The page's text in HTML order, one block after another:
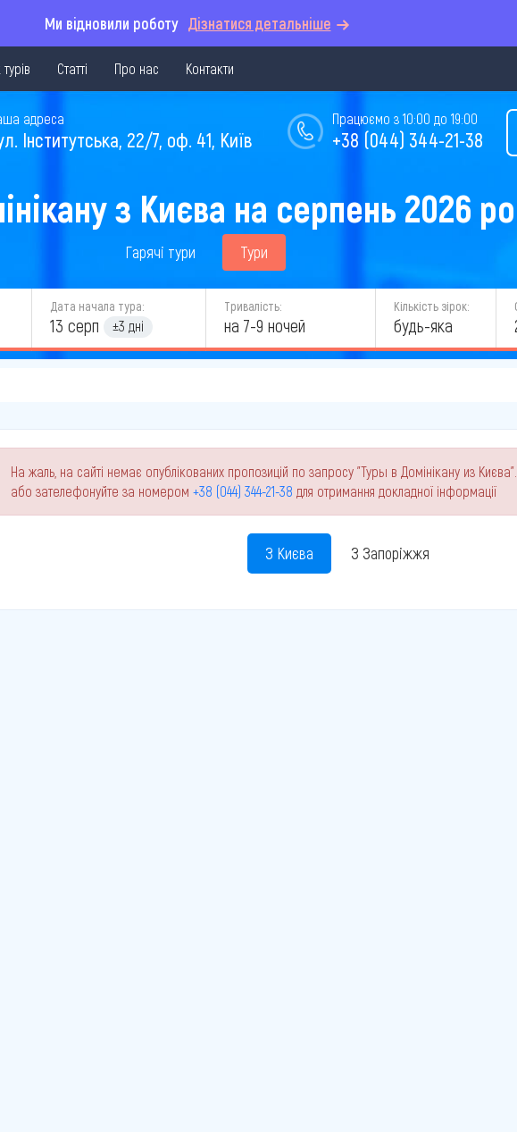
Ми відновили роботу Дізнатися детальніше
Статті Про нас Контакти
Працюємо з 10:00 до 19:00
+38 (044) 344-21-38
адреса
Інститутська, 22/7, оф. 41, Київ
з Києва на серпень 2026
Гарячі тури Тури
Дата начала тура:
13 серп ±3 дні
Тривалість:
на 7-9 ночей
Кількість зірок:
будь-яка
На жаль, на сайті немає опублікованих пропозицій по запросу "Туры в Домінікану из
або зателефонуйте за номером +38 (044) 344-21-38 для отримання докладної інформації
З Києва З Запоріжжя